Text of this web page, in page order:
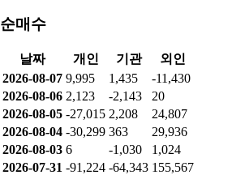
순매수
날짜 개인 기관
외인
2026-08-07 9,995 1,435
-11,430
2026-08-06 2,123 -2,143
20
2026-08-05 -27,015 2,208
24,807
2026-08-04 -30,299 363
29,936
2026-08-03 6 -1,030
1,024
2026-07-31 -91,224 -64,343 155,567